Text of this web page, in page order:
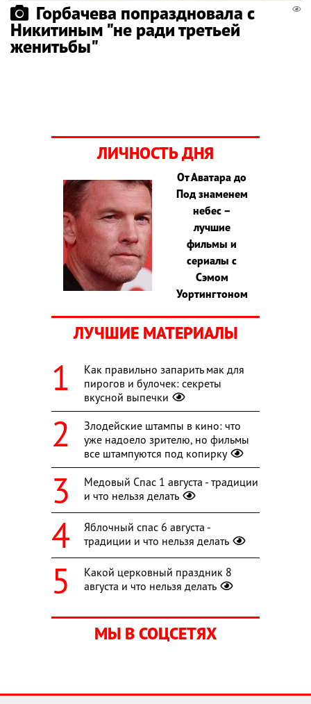
Горбачева попраздновала с
Никитиным "не ради третьей
женитьбы"
ЛИЧНОСТЬ ДНЯ
От Аватара до
Под знаменем
небес –
лучшие
фильмы и
сериалы с
Сэмом
Уортингтоном
ЛУЧШИЕ МАТЕРИАЛЫ
Как правильно запарить мак для
пирогов и булочек: секреты
вкусной выпечки
Злодейские штампы в кино: что
уже надоело зрителю, но фильмы
все штампуются под копирку
Медовый Спас 1 августа - традиции
и что нельзя делать
Яблочный спас 6 августа -
традиции и что нельзя делать
Какой церковный праздник 8
августа и что нельзя делать
МЫ В СОЦСЕТЯХ